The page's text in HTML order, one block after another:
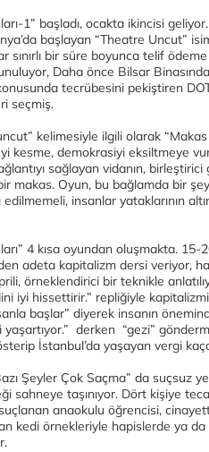
1” başladı, ocakta ikincisi
başlayan “Theatre Uncut”
sınırlı bir süre boyunca telif
Daha önce Bilsar
tecrübesini pekiştiren
seçmiş.
kelimesiyle ilgili olarak
kesme, demokrasiyi eksiltmeye
sağlayan vidanın,
makas. Oyun, bu bağlamda bir
insanlar yataklarının
4 kısa oyundan oluşmakta. 15-
adeta kapitalizm dersi veriyor,
örneklendirici bir teknikle
iyi hissettirir.” repliğiyle
başlar” diyerek insanın
derken “gezi”
İstanbul’da yaşayan vergi
Şeyler Çok Saçma” da suçsuz
sahneye taşınıyor. Dört kişiye
anaokulu öğrencisi,
kedi örnekleriyle hapislerde ya